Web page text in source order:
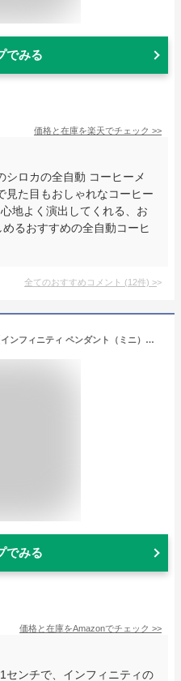
でみる
価格と在庫を楽天でチェック >>
シロカの全自動 コーヒーメ
見た目もおしゃれなコーヒー
地よく演出してくれる、お
るおすすめの全自動コーヒ
全てのおすすめコメント (12件) >
TIFFANY&Co ティファニー 【インフィニティ ペンダント（ミニ）】 スターリングシルバー 並行輸入品 tpd1131
でみる
価格と在庫をAmazonでチェック >>
センチで、インフィニティの